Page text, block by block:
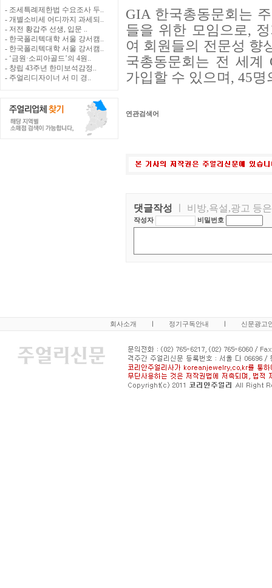
- 조세특례제한법 수요조사 두..
- 개별소비세 어디까지 과세되..
- 저전 황갑주 선생, 입문 ..
- 한국폴리텍대학 서울 강서캠..
- 한국폴리텍대학 서울 강서캠..
- ‘금원·소피아골드’의 4원..
- 창립 43주년 한미보석감정..
- 주얼리디자이너 서 미 경..
GIA 한국총동문회는
들을 위한 모임으로,
여 회원들의 전문성 향
국총동문회는 전 세계
가입할 수 있으며, 45
연관검색어
댓글작성 ㅣ 비방,욕설,광고 등
작성자 비밀번호
회사소개 ㅣ 정기구독안내 ㅣ 신문광고